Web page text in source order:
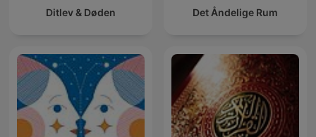
Ditlev & Døden Det Åndelige Rum